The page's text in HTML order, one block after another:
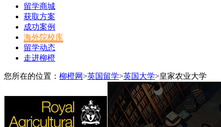
留学商城
获取方案
成功案例
海外院校库
留学动态
走进柳橙
您所在的位置： 柳橙网>英国留学>英国大学>皇家农业大学